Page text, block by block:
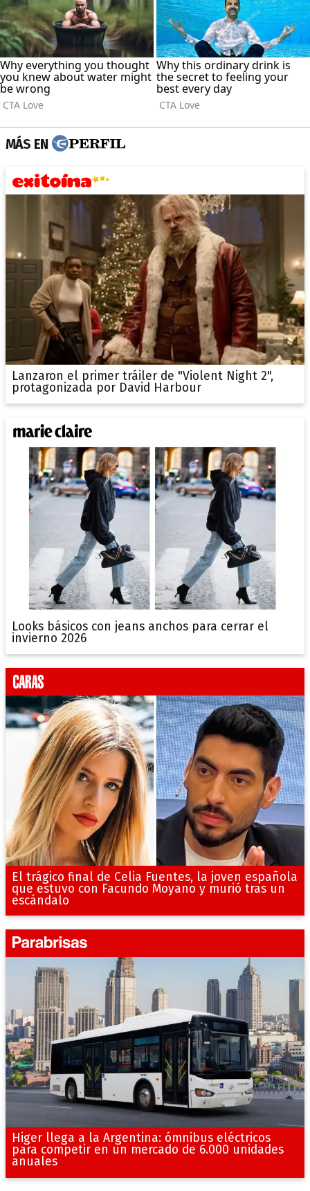
MÁS EN
Lanzaron el primer tráiler de "Violent Night 2",
protagonizada por David Harbour
Looks básicos con jeans anchos para cerrar el
invierno 2026
El trágico final de Celia Fuentes, la joven española
que estuvo con Facundo Moyano y murió tras un
escándalo
Higer llega a la Argentina: ómnibus eléctricos
para competir en un mercado de 6.000 unidades
anuales